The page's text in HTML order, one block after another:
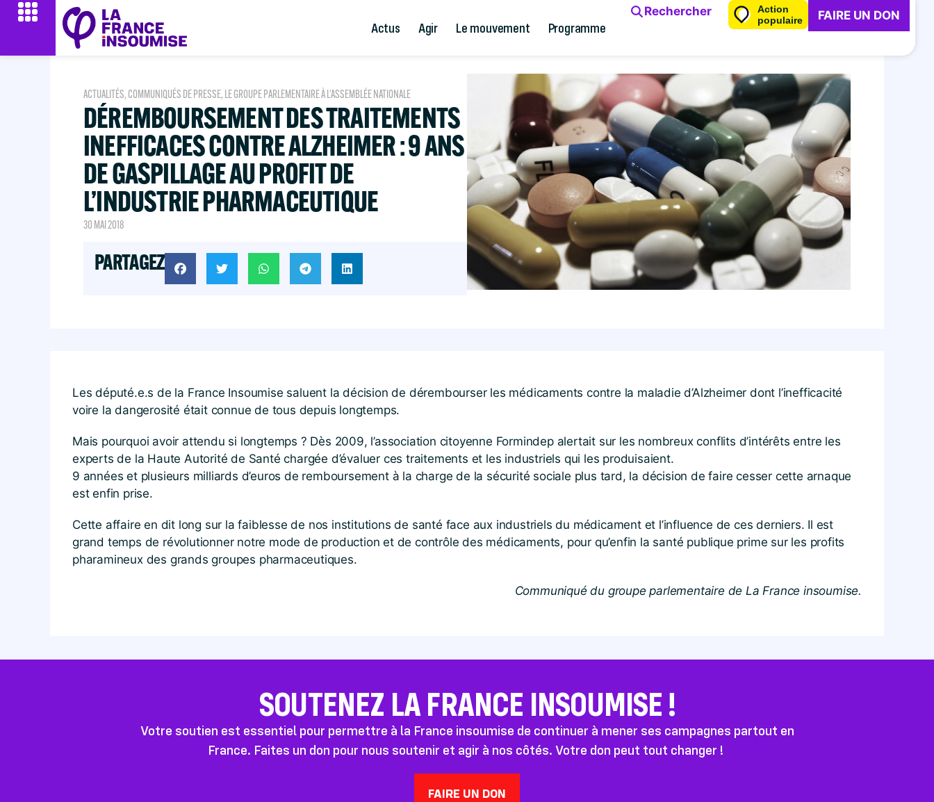
Actus Agir Le mouvement Programme
Rechercher
Action
populaire
FAIRE UN DON
ACTUALITÉS, COMMUNIQUÉS DE PRESSE, LE GROUPE PARLEMENTAIRE À L'ASSEMBLÉE NATIONALE
DÉREMBOURSEMENT DES TRAITEMENTS
INEFFICACES CONTRE ALZHEIMER : 9 ANS
DE GASPILLAGE AU PROFIT DE
L’INDUSTRIE PHARMACEUTIQUE
30 MAI 2018
PARTAGEZ
Les député.e.s de la France Insoumise saluent la décision de dérembourser les médicaments contre la maladie d’Alzheimer dont l’inefficacité
voire la dangerosité était connue de tous depuis longtemps.
Mais pourquoi avoir attendu si longtemps ? Dès 2009, l’association citoyenne Formindep alertait sur les nombreux conflits d’intérêts entre les
experts de la Haute Autorité de Santé chargée d’évaluer ces traitements et les industriels qui les produisaient.
9 années et plusieurs milliards d’euros de remboursement à la charge de la sécurité sociale plus tard, la décision de faire cesser cette arnaque
est enfin prise.
Cette affaire en dit long sur la faiblesse de nos institutions de santé face aux industriels du médicament et l’influence de ces derniers. Il est
grand temps de révolutionner notre mode de production et de contrôle des médicaments, pour qu’enfin la santé publique prime sur les profits
pharamineux des grands groupes pharmaceutiques.
Communiqué du groupe parlementaire de La France insoumise.
SOUTENEZ LA FRANCE INSOUMISE !
Votre soutien est essentiel pour permettre à la France insoumise de continuer à mener ses campagnes partout en
France. Faites un don pour nous soutenir et agir à nos côtés. Votre don peut tout changer !
FAIRE UN DON